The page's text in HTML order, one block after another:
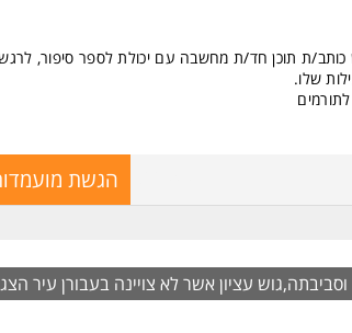
ת תוכן חד/ת מחשבה עם יכולת לספר סיפור,
שלו.
לקהלים שונים
התוכן
משלב הרעיון ועד לביצוע
לפרטים
הגשת